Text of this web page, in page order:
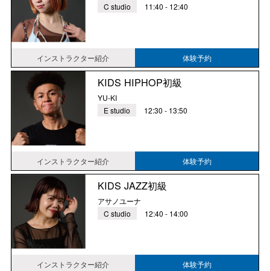
C studio
11:40 - 12:40
インストラクター紹介 体験予約
KIDS HIPHOP初級
YU-KI
E studio
12:30 - 13:50
インストラクター紹介 体験予約
KIDS JAZZ初級
アサノユーナ
C studio
12:40 - 14:00
インストラクター紹介 体験予約